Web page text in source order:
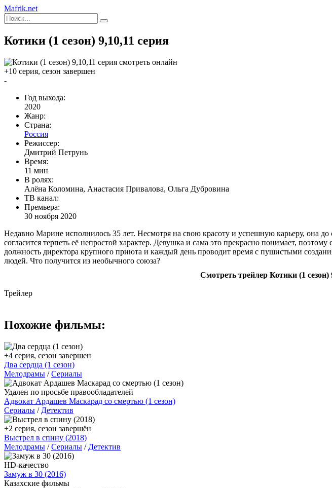
Mafrik.net
Котики (1 сезон) 9,10,11 серия
+10 серия, сезон завершен
-
Год выхода:
2020
Жанр:
Страна:
Россия
Режиссер:
Дмитрий Петрунь
Время:
11 мин
В ролях:
Алёна Коломина, Анастасия Привалова, Ольга Дубровина
ТВ канал:
Премьера:
30 ноября 2020
Недавно Марине исполнилось 35 лет. Несмотря на свою красоту и успешную карьеру, она
согласится терпеть её непростой характер. Девушка и сама это прекрасно понимает,
должность директора крупного приюта и каждый день проводит время с пушистыми
людей. Что получится из необычного союза?
Смотреть трейлер Котики (1
Трейлер
Похожие фильмы:
+4 серия, сезон завершен
Два сердца (1 сезон)
Мелодрамы /Сериалы
Удален по просьбе правообладателей
Адвокат Ардашев Маскарад со смертью (1 сезон)
Сериалы / Детектив
+2 серия, сезон завершён
Выстрел в спину (2018)
Мелодрамы /Сериалы / Детектив
HD-качество
Замуж в 30 (2016)
Казахские фильмы